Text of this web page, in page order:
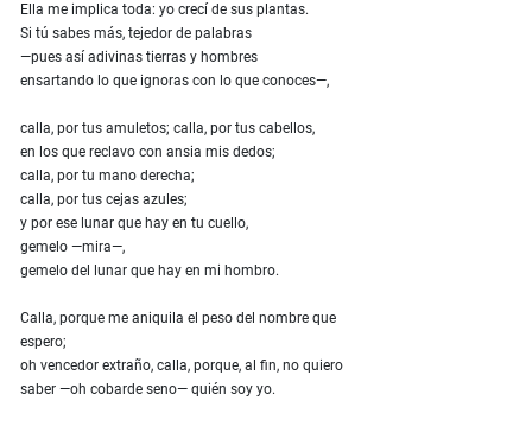
Ella me implica toda: yo crecí de sus plantas.
Si tú sabes más, tejedor de palabras
—pues así adivinas tierras y hombres
ensartando lo que ignoras con lo que conoces—,
calla, por tus amuletos; calla, por tus cabellos,
en los que reclavo con ansia mis dedos;
calla, por tu mano derecha;
calla, por tus cejas azules;
y por ese lunar que hay en tu cuello,
gemelo —mira—,
gemelo del lunar que hay en mi hombro.
Calla, porque me aniquila el peso del nombre que
espero;
oh vencedor extraño, calla, porque, al fin, no quiero
saber —oh cobarde seno— quién soy yo.